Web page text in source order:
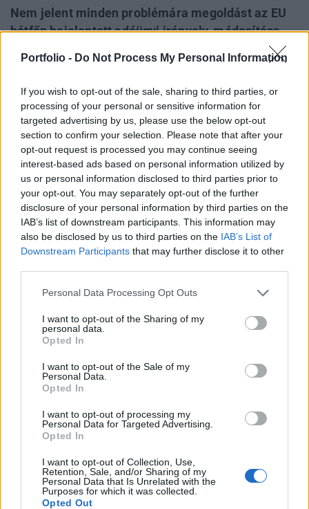
Portfolio - Do Not Process My Personal Information
If you wish to opt-out of the sale, sharing to third parties, or
processing of your personal or sensitive information for
targeted advertising by us, please use the below opt-out
section to confirm your selection. Please note that after your
opt-out request is processed you may continue seeing
interest-based ads based on personal information utilized by
us or personal information disclosed to third parties prior to
your opt-out. You may separately opt-out of the further
disclosure of your personal information by third parties on the
IAB’s list of downstream participants. This information may
also be disclosed by us to third parties on the IAB’s List of
Downstream Participants that may further disclose it to other
Personal Data Processing Opt Outs
I want to opt-out of the Sharing of my
personal data.
Opted In
I want to opt-out of the Sale of my
Personal Data.
Opted In
I want to opt-out of processing my
Personal Data for Targeted Advertising.
Opted In
I want to opt-out of Collection, Use,
Retention, Sale, and/or Sharing of my
Personal Data that Is Unrelated with the
Purposes for which it was collected.
Opted Out
Nem jelent minden problémára megoldást az EU
hétfőn bejelentett adóügyi irányelv-módosítása,
megtörténtéig amúgy is rögös út vezet. Az
adóelkerülés elleni harcot kötelezettségszegési
eljárások is övezhetik, ha vonakodnak a
tagállamok. A hétfői bejelentésről a WTS Klient
adóigazgatóját kérdeztük.
Az anya- és leányvállalatok adózási szabályait
meghatározó irányelv módosításával zárná be a társasági
adóztatás uniós rendszerében lévő kiskapukat az Európai
Bizottság - közölte hétfőn Algirdas Semeta adóügyekért
felelős uniós biztos. A módosítás célja az adóelkerülés
törvényes módjainak szűkítése az Európai Unión belül. A
jövőben a cégek nem...
KEDVES OLVASÓNK!
A keresett cikk a portfolio.hu hírarchívumához
regisztrációhoz kötött.
Portfolio.hu teljes cikkarchívum
Kötéslisták: BÉT elmúlt 2 év napon belüli
Előfizetés